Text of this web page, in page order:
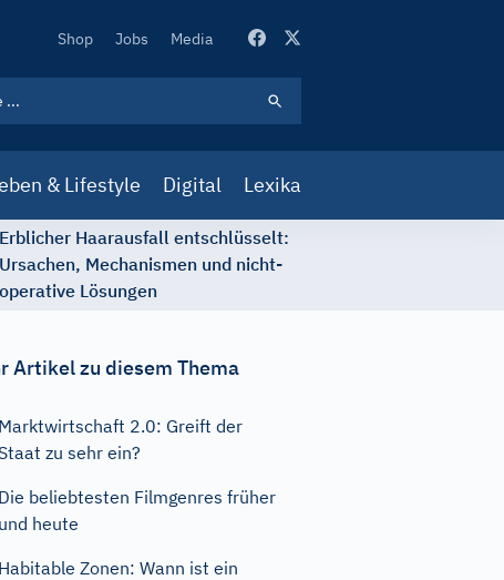
Secondary
Shop Jobs Media
& Lifestyle Digital Lexika
Erblicher Haarausfall entschlüsselt:
Ursachen, Mechanismen und nicht-
operative Lösungen
Artikel zu diesem Thema
Marktwirtschaft 2.0: Greift der
zu sehr ein?
Die beliebtesten Filmgenres früher
und heute
Habitable Zonen: Wann ist ein